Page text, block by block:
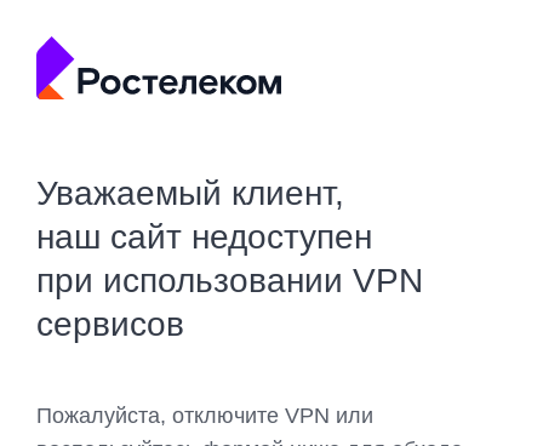
Уважаемый клиент,
наш сайт недоступен
при использовании VPN
сервисов
Пожалуйста, отключите VPN или